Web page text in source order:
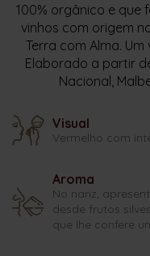
100% orgânico e que
vinhos com origem
Terra com Alma.
Elaborado a partir
Nacional,
Visual
Vermelho com
Aroma
No nariz,
desde frutos
que lhe confere